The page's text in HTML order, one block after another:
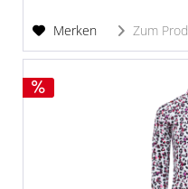
Merken Zum